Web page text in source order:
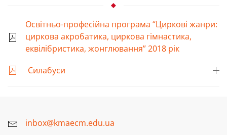
Освітньо-професійна програма “Циркові жанри:
циркова акробатика, циркова гімнастика,
еквілібристика, жонглювання” 2018 рік
Силабуси
inbox@kmaecm.edu.ua